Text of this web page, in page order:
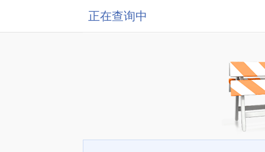
正在查询中